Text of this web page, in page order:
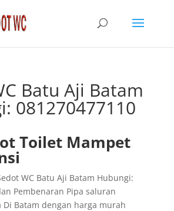
Batu Aji Batam
081270477110
Toilet Mampet
WC Batu Aji Batam Hubungi:
Pembenaran Pipa saluran
Batam dengan harga murah